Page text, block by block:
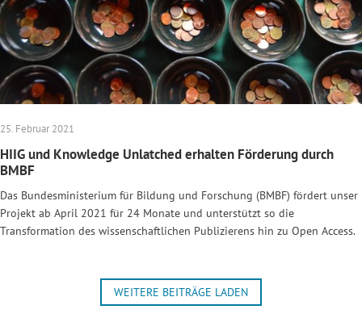
25. Februar 2021
HIIG und Knowledge Unlatched erhalten Förderung durch
BMBF
Das Bundesministerium für Bildung und Forschung (BMBF) fördert unser
Projekt ab April 2021 für 24 Monate und unterstützt so die
Transformation des wissenschaftlichen Publizierens hin zu Open Access.
WEITERE BEITRÄGE LADEN